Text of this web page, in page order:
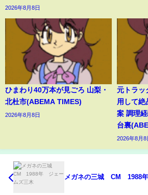
2026年8月8日
ひまわり40万本が見ごろ 山梨・
北杜市(ABEMA TIMES)
2026年8月8日
元トラッ
用して絶
案 調理
台裏
2026年8月8
メガネの三城 CM 1988